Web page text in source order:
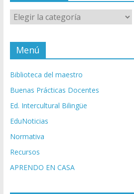
Categorías
Menú
Biblioteca del maestro
Buenas Prácticas Docentes
Ed. Intercultural Bilingüe
EduNoticias
Normativa
Recursos
APRENDO EN CASA